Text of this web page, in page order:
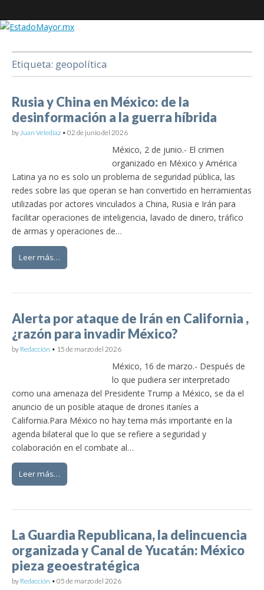
EstadoMayor.mx
Blog de información militar y de Seguridad Nacional
Etiqueta: geopolítica
Rusia y China en México: de la
desinformación a la guerra híbrida
byJuan Velediaz • 02 de junio del 2026
México, 2 de junio.- El crimen
organizado en México y América
Latina ya no es solo un problema de seguridad pública, las
redes sobre las que operan se han convertido en herramientas
utilizadas por actores vinculados a China, Rusia e Irán para
facilitar operaciones de inteligencia, lavado de dinero, tráfico
de armas y operaciones de…
Leer más…
Alerta por ataque de Irán en California ,
¿razón para invadir México?
by Redacción • 15 de marzo del 2026
México, 16 de marzo.- Después de
lo que pudiera ser interpretado
como una amenaza del Presidente Trump a México, se da el
anuncio de un posible ataque de drones itaníes a
California.Para México no hay tema más importante en la
agenda bilateral que lo que se refiere a seguridad y
colaboración en el combate al…
Leer más…
La Guardia Republicana, la delincuencia
organizada y Canal de Yucatán: México
pieza geoestratégica
by Redacción • 05 de marzo del 2026